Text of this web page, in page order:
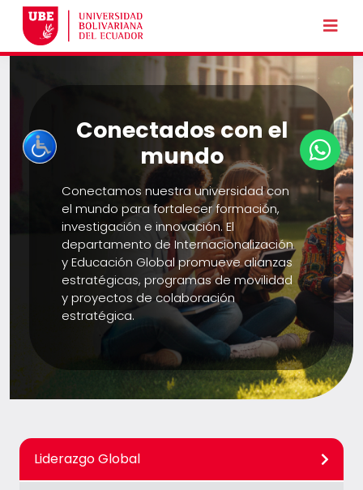
Conectados con el
mundo
Conectamos nuestra universidad con
el mundo para fortalecer formación,
investigación e innovación. El
departamento de Internacionalización
y Educación Global promueve alianzas
estratégicas, programas de movilidad
y proyectos de colaboración
estratégica.
Liderazgo Global